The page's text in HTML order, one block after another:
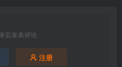
后发表评论
注册